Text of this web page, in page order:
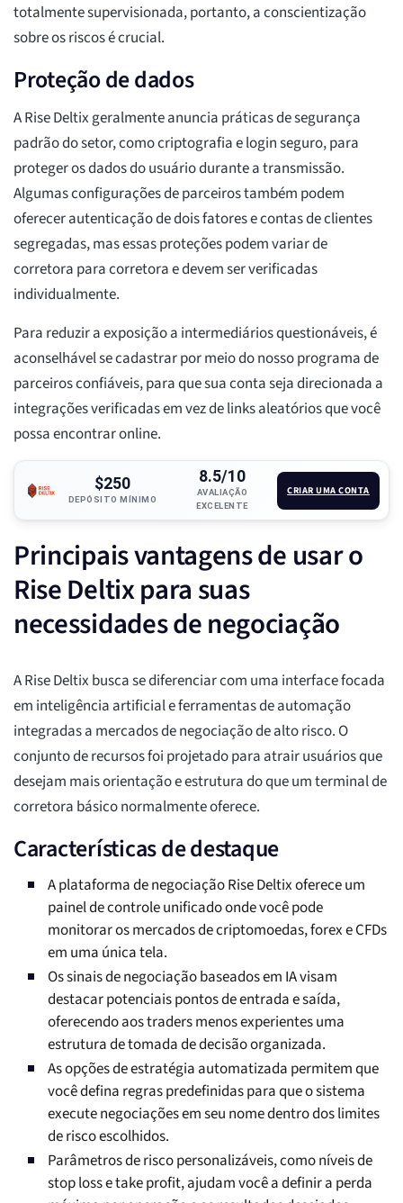
totalmente supervisionada, portanto, a conscientização
sobre os riscos é crucial.
Proteção de dados
A Rise Deltix geralmente anuncia práticas de segurança
padrão do setor, como criptografia e login seguro, para
proteger os dados do usuário durante a transmissão.
Algumas configurações de parceiros também podem
oferecer autenticação de dois fatores e contas de clientes
segregadas, mas essas proteções podem variar de
corretora para corretora e devem ser verificadas
individualmente.
Para reduzir a exposição a intermediários questionáveis, é
aconselhável se cadastrar por meio do nosso programa de
parceiros confiáveis, para que sua conta seja direcionada a
integrações verificadas em vez de links aleatórios que você
possa encontrar online.
$250
DEPÓSITO MÍNIMO
8.5/10
AVALIAÇÃO
EXCELENTE
CRIAR UMA CONTA
Principais vantagens de usar o
Rise Deltix para suas
necessidades de negociação
A Rise Deltix busca se diferenciar com uma interface focada
em inteligência artificial e ferramentas de automação
integradas a mercados de negociação de alto risco. O
conjunto de recursos foi projetado para atrair usuários que
desejam mais orientação e estrutura do que um terminal de
corretora básico normalmente oferece.
Características de destaque
A plataforma de negociação Rise Deltix oferece um
painel de controle unificado onde você pode
monitorar os mercados de criptomoedas, forex e CFDs
em uma única tela.
Os sinais de negociação baseados em IA visam
destacar potenciais pontos de entrada e saída,
oferecendo aos traders menos experientes uma
estrutura de tomada de decisão organizada.
As opções de estratégia automatizada permitem que
você defina regras predefinidas para que o sistema
execute negociações em seu nome dentro dos limites
de risco escolhidos.
Parâmetros de risco personalizáveis, como níveis de
stop loss e take profit, ajudam você a definir a perda